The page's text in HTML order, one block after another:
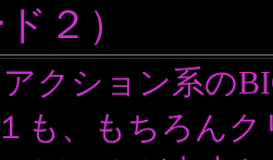
２）
クション系の
も、もちろん